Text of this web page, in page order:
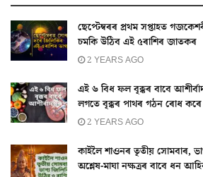
ছেপ্টেম্বৰৰ প্ৰথম সপ্তাহত
চমকি উঠিব এই ৫ৰাশিৰ জাতকৰ
2 YEARS AGO
এই ৬ বিধ ফল বৃক্কৰ বাবে
লগতে বৃক্কৰ পাথৰ গঠন ৰোধ কৰে
2 YEARS AGO
কাইলৈ শাওনৰ তৃতীয় সোমবাৰ,
অশ্লেষ-মাঘা নক্ষত্ৰৰ বাবে ধন